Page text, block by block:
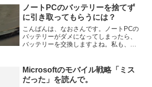
ノートPCのバッテリーを捨てず
に引き取ってもらうには？
こんばんは、なおさんです。ノートPCの
バッテリーがダメになってしまったら、
バッテリーを交換しますよね。私も、
ドパーティ品で交換しました。MacBo...
Microsoftのモバイル戦略「ミス
だった」を読んで。